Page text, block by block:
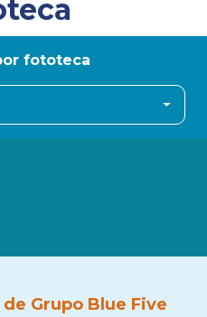
fototeca
Grupo Blue Five